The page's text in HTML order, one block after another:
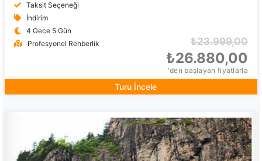
Taksit Seçeneği
İndirim
4 Gece 5 Gün
Profesyonel Rehberlik
₺23.999,00
₺26.880,00
'den başlayan fiyatlarla
Turu İncele